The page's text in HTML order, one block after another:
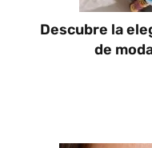
Descubre la
de